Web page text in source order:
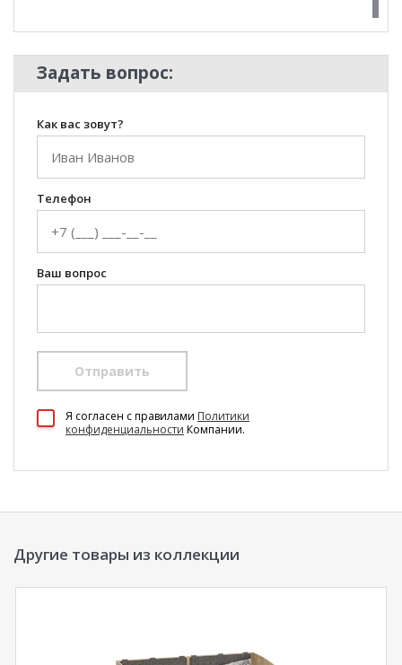
Задать вопрос:
Как вас зовут?
Телефон
Ваш вопрос
Отправить
Я согласен c правилами Политики
конфиденциальности Компании.
Другие товары из коллекции